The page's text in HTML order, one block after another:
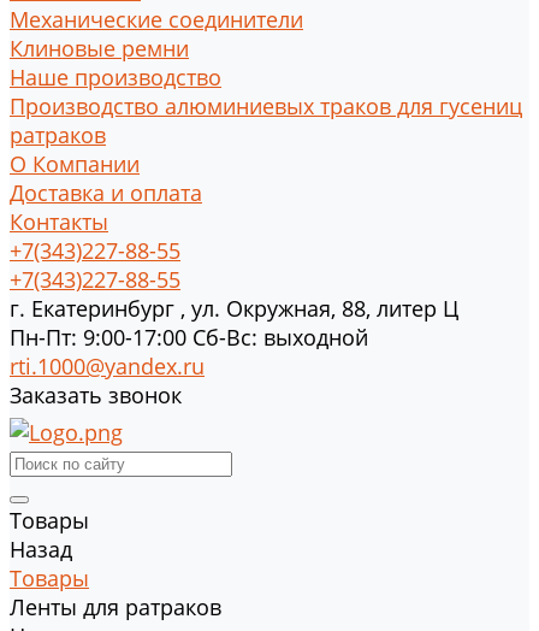
Механические соединители
Клиновые ремни
Наше производство
Производство алюминиевых траков для гусениц
ратраков
О Компании
Доставка и оплата
Контакты
+7(343)227-88-55
+7(343)227-88-55
г. Екатеринбург , ул. Окружная, 88, литер Ц
Пн-Пт: 9:00-17:00 Cб-Вс: выходной
rti.1000@yandex.ru
Заказать звонок
Товары
Назад
Товары
Ленты для ратраков